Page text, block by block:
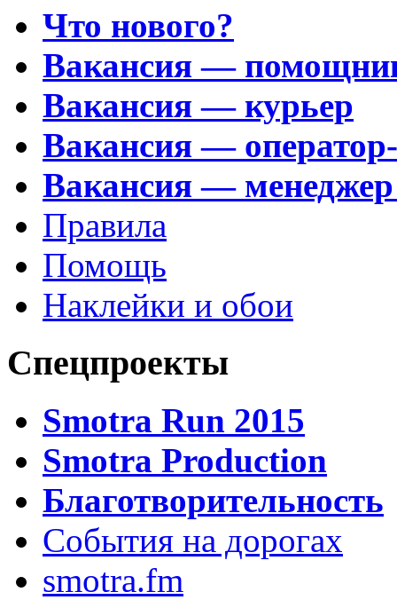
Что нового?
Вакансия —
Вакансия — курьер
Вакансия —
Вакансия —
Правила
Помощь
Наклейки и обои
Спецпроекты
Smotra Run 2015
Smotra Production
Благотворительность
События на дорогах
smotra.fm